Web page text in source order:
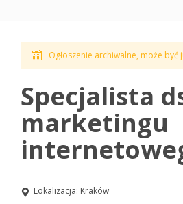
Ogłoszenie archiwalne, może być
Specjalista
marketingu
Lokalizacja: Kraków